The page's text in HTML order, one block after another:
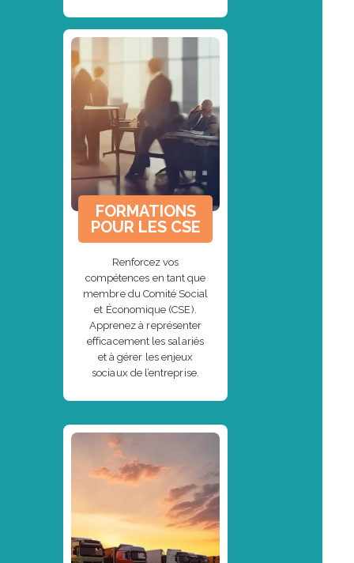
FORMATIONS
POUR LES CSE
Renforcez vos
compétences en tant que
membre du Comité Social
et Économique (CSE).
Apprenez à représenter
efficacement les salariés
et à gérer les enjeux
sociaux de l’entreprise.